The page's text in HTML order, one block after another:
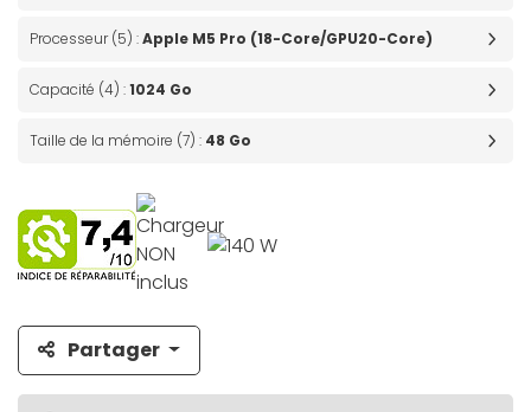
Processeur (5) :Apple M5 Pro (18-Core/GPU20-Core)
Capacité (4) :1024 Go
Taille de la mémoire (7) : 48 Go
Partager